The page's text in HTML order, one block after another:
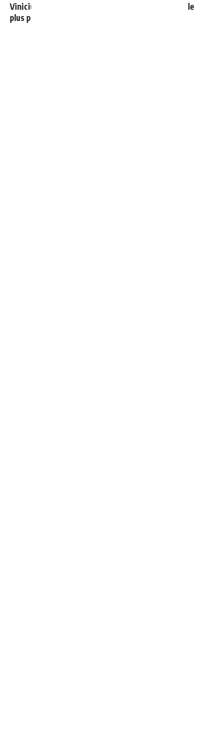
Vinicius donne les noms des 3 joueurs dont il est le
plus proche au Real